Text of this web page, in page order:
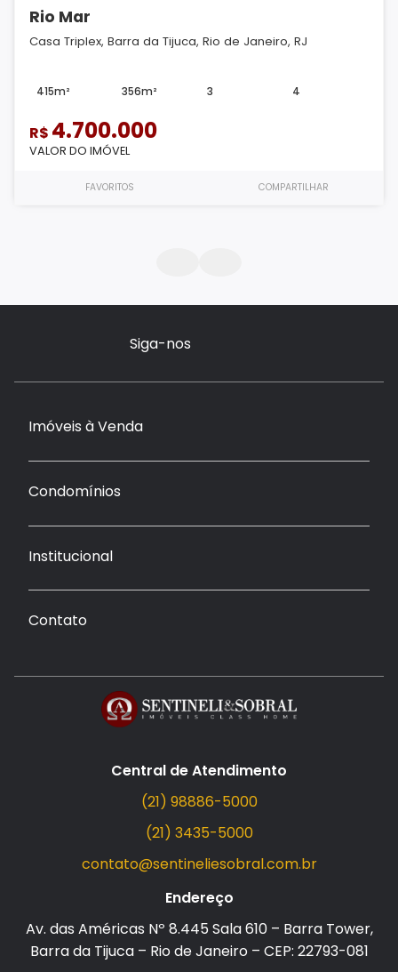
Rio Mar
Casa Triplex, Barra da Tijuca, Rio de Janeiro, RJ
415m² 356m² 3 4
R$ 4.700.000
VALOR DO IMÓVEL
FAVORITOS COMPARTILHAR
Siga-nos
Imóveis à Venda
Condomínios
Institucional
Contato
Central de Atendimento
(21) 98886-5000
(21) 3435-5000
contato@sentineliesobral.com.br
Endereço
Av. das Américas Nº 8.445 Sala 610 – Barra Tower,
Barra da Tijuca – Rio de Janeiro – CEP: 22793-081